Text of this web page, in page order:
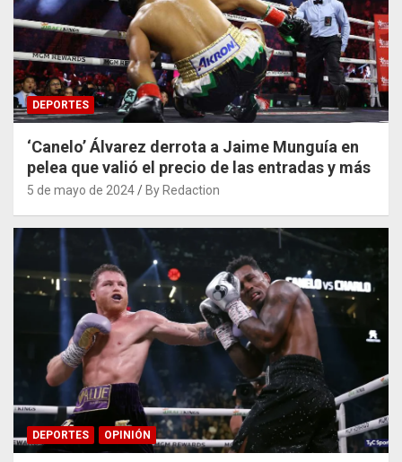
DEPORTES
‘Canelo’ Álvarez derrota a Jaime Munguía en
pelea que valió el precio de las entradas y más
5 de mayo de 2024 By Redaction
DEPORTES OPINIÓN